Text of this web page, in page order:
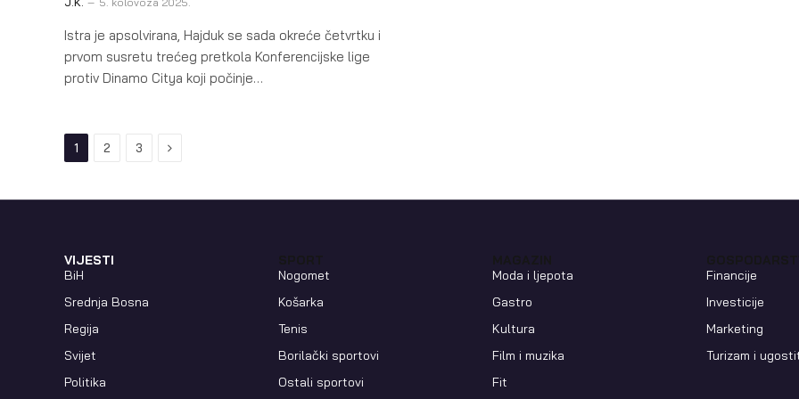
Istra je apsolvirana, Hajduk se sada okreće četvrtku i
prvom susretu trećeg pretkola Konferencijske lige
protiv Dinamo Citya koji počinje…
1 2 3 Next
VIJESTI
BiH
Srednja Bosna
Regija
Svijet
Politika
Nogomet
Košarka
Tenis
Borilački sportovi
Ostali sportovi
Moda i ljepota
Gastro
Kultura
Film i muzika
Fit
Financije
Investicije
Marketing
Turizam i